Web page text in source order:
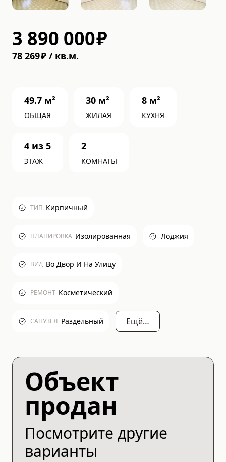
3 890 000₽
78 269₽ / кв.м.
49.7 м²
ОБЩАЯ
30 м²
ЖИЛАЯ
8 м²
КУХНЯ
4 из 5
ЭТАЖ
2
КОМНАТЫ
ТИП Кирпичный
ПЛАНИРОВКА Изолированная Лоджия
ВИД Во Двор И На Улицу
РЕМОНТ Косметический
САНУЗЕЛ Раздельный Ещё…
Объект
продан
Посмотрите другие
варианты